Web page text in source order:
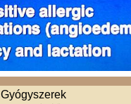
Gyógyszerek